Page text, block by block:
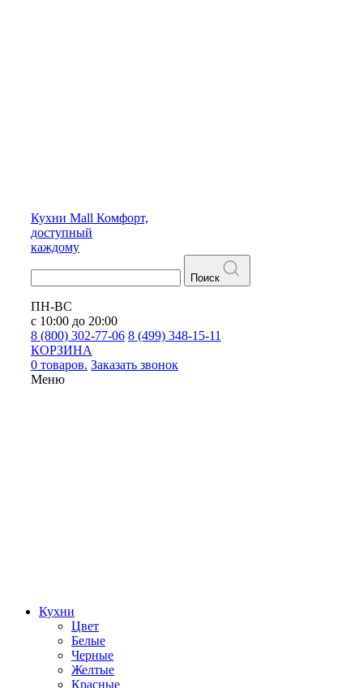
Кухни Mall Комфорт,
доступный
каждому
Поиск
ПН-ВС
с 10:00 до 20:00
8 (800) 302-77-06 8 (499) 348-15-11
КОРЗИНА
0 товаров. Заказать звонок
Меню
Кухни
Цвет
Белые
Черные
Желтые
Красные